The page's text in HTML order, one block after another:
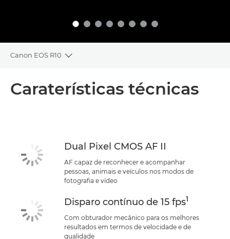
Canon EOS R10
Toggle breadcrumbs
Caraterísticas técnicas
Dual Pixel CMOS AF II
AF capaz de reconhecer e acompanhar
pessoas, animais e veículos nos modos de
fotografia e vídeo
Disparo contínuo de 15 fps1
Com obturador mecânico para os melhores
resultados em termos de velocidade e de
qualidade